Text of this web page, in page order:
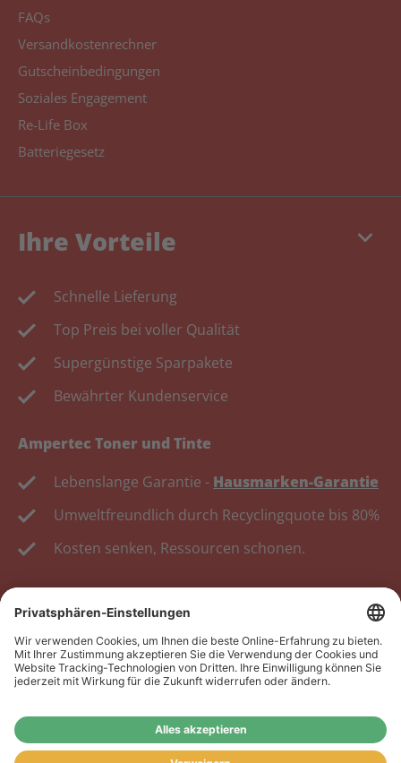
FAQs
Versandkostenrechner
Gutscheinbedingungen
Soziales Engagement
Re-Life Box
Batteriegesetz
keyboard_arrow_down
Ihre Vorteile
Schnelle Lieferung
Top Preis bei voller Qualität
Supergünstige Sparpakete
Bewährter Kundenservice
Ampertec Toner und Tinte
Lebenslange Garantie - Hausmarken-Garantie
Umweltfreundlich durch Recyclingquote bis 80%
Kosten senken, Ressourcen schonen.
Wiederverkäufer:Das Angebot unseres Web-Shops
richtet sich nicht an Wiederverkäufer. Wenn Sie
Wiederverkäufer sind, registrieren Sie sich bitte in